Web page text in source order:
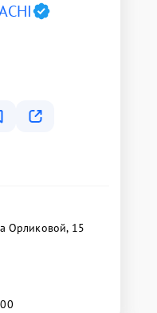
Орликовой, 15